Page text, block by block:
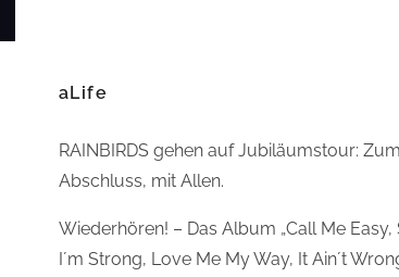
aLife
RAINBIRDS gehen auf Jubiläumstour: Zum
Abschluss, mit Allen.
Wiederhören! – Das Album „Call Me Easy,
I´m Strong, Love Me My Way, It Ain´t